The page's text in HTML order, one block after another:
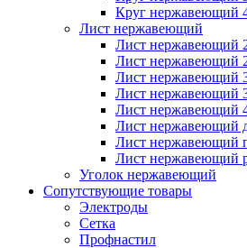
Круг нержавеющий
Лист нержавеющий
Лист нержавеющий
Лист нержавеющий
Лист нержавеющий
Лист нержавеющий
Лист нержавеющий
Лист нержавеющий
Лист нержавеющий
Лист нержавеющий
Уголок нержавеющий
Cопутствующие товары
Электроды
Сетка
Профнастил